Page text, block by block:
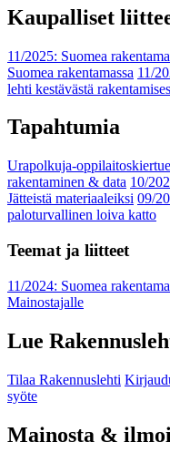
Kaupalliset
11/2025: Suomea
Suomea rakentamassa 11/
lehti kestävästä
Tapahtumia
Urapolkuja-
rakentaminen & data 10/
Jätteistä materiaaleiksi 09/
paloturvallinen loiva katto
Teemat ja liitteet
11/2024: Suomea
Mainostajalle
Lue
Tilaa Rakennuslehti
syöte
Mainosta &